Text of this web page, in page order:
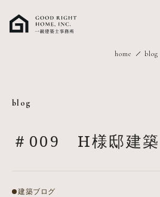
home blog
＃009 H様邸建
blog
建築ブログ